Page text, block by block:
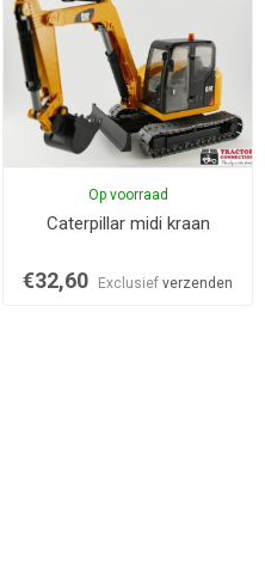
Op voorraad
Caterpillar midi kraan
€32,60 Exclusiefverzenden